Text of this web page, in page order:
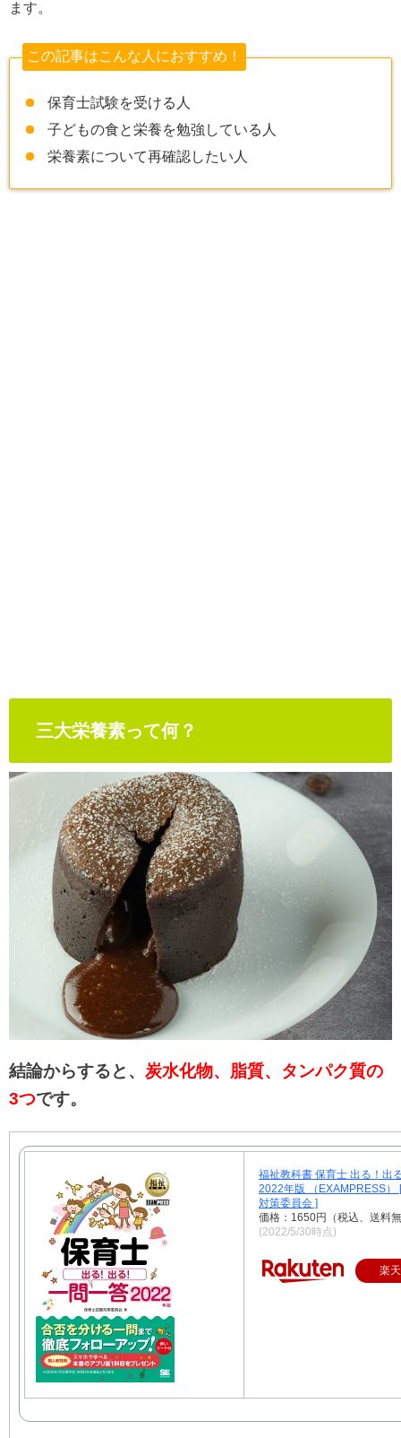
ます。
この記事はこんな人におすすめ！
保育士試験を受ける人
子どもの食と栄養を勉強している人
栄養素について再確認したい人
三大栄養素って何？
結論からすると、 炭水化物、脂質、タンパク質の
3つです。
福祉教科書 保育士 出る！出
2022年版 （EXAMPRESS）
対策委員会 ]
価格：1650円（税込、送料
(2022/5/30時点)
楽